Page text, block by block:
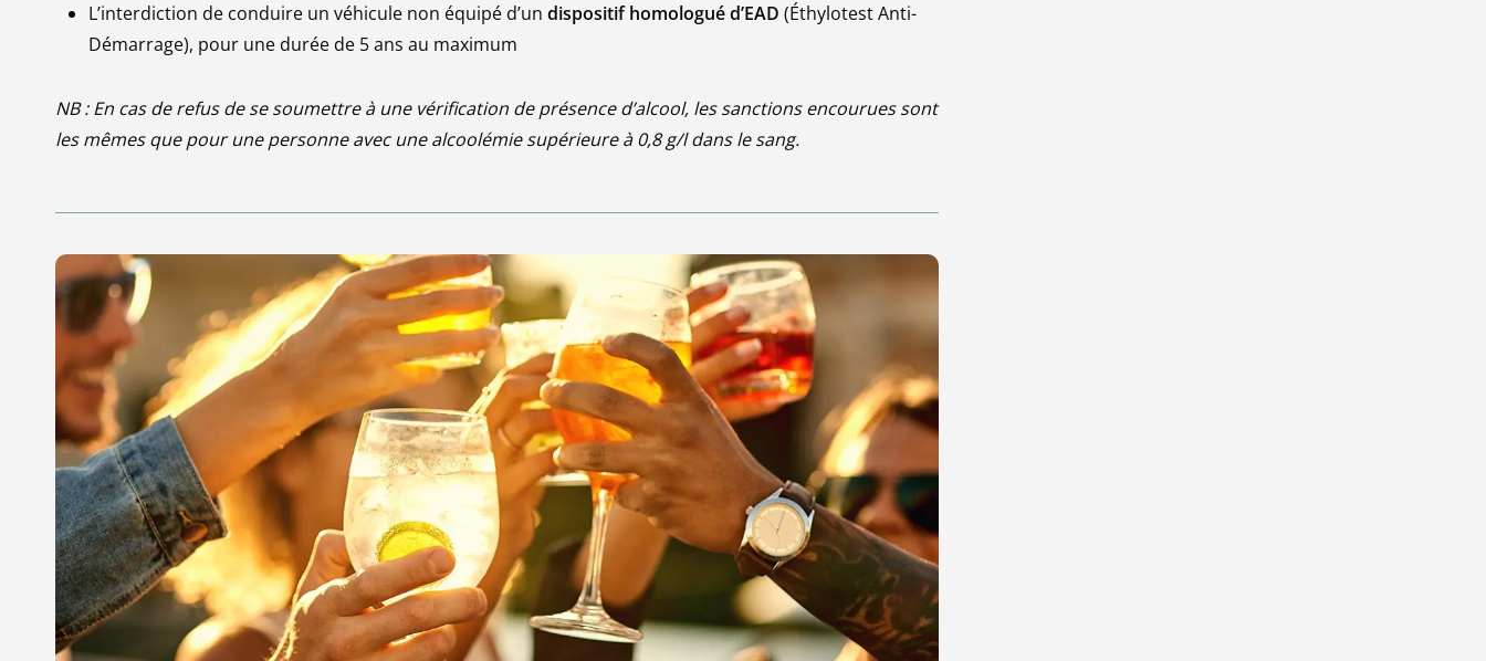
L’interdiction de conduire un véhicule non équipé d’un dispositif homologué d’EAD (Éthylotest Anti-
Démarrage), pour une durée de 5 ans au maximum
NB : En cas de refus de se soumettre à une vérification de présence d’alcool, les sanctions encourues sont
les mêmes que pour une personne avec une alcoolémie supérieure à 0,8 g/l dans le sang.